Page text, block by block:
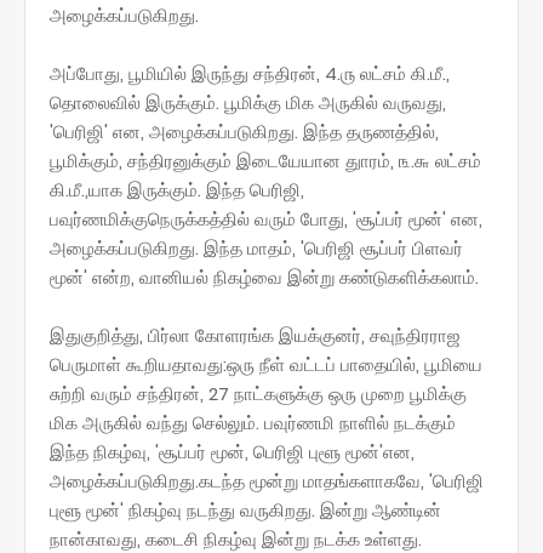
அழைக்கப்படுகிறது.
அப்போது, பூமியில் இருந்து சந்திரன், 4.௫ லட்சம் கி.மீ.,
தொலைவில் இருக்கும். பூமிக்கு மிக அருகில் வருவது,
'பெரிஜி' என, அழைக்கப்படுகிறது. இந்த தருணத்தில்,
பூமிக்கும், சந்திரனுக்கும் இடையேயான துாரம், ௩.௬ லட்சம்
கி.மீ.,யாக இருக்கும். இந்த பெரிஜி,
பவுர்ணமிக்குநெருக்கத்தில் வரும் போது, 'சூப்பர் மூன்' என,
அழைக்கப்படுகிறது. இந்த மாதம், 'பெரிஜி சூப்பர் பிளவர்
மூன்' என்ற, வானியல் நிகழ்வை இன்று கண்டுகளிக்கலாம்.
இதுகுறித்து, பிர்லா கோளரங்க இயக்குனர், சவுந்திரராஜ
பெருமாள் கூறியதாவது:ஒரு நீள் வட்டப் பாதையில், பூமியை
சுற்றி வரும் சந்திரன், 27 நாட்களுக்கு ஒரு முறை பூமிக்கு
மிக அருகில் வந்து செல்லும். பவுர்ணமி நாளில் நடக்கும்
இந்த நிகழ்வு, 'சூப்பர் மூன், பெரிஜி புளூ மூன்'என,
அழைக்கப்படுகிறது.கடந்த மூன்று மாதங்களாகவே, 'பெரிஜி
புளூ மூன்' நிகழ்வு நடந்து வருகிறது. இன்று ஆண்டின்
நான்காவது, கடைசி நிகழ்வு இன்று நடக்க உள்ளது.